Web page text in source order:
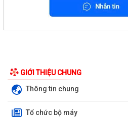
GIỚI THIỆU CHUNG
Thông tin chung
Tổ chức bộ máy